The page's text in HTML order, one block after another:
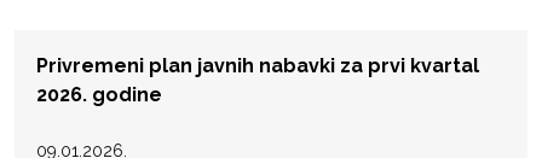
Privremeni plan javnih nabavki za prvi kvartal
2026. godine
09.01.2026.